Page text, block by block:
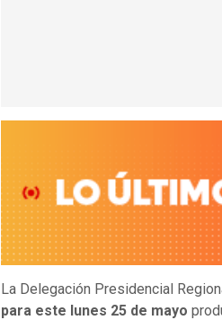
La Delegación Presidencial
para este lunes 25 de mayo